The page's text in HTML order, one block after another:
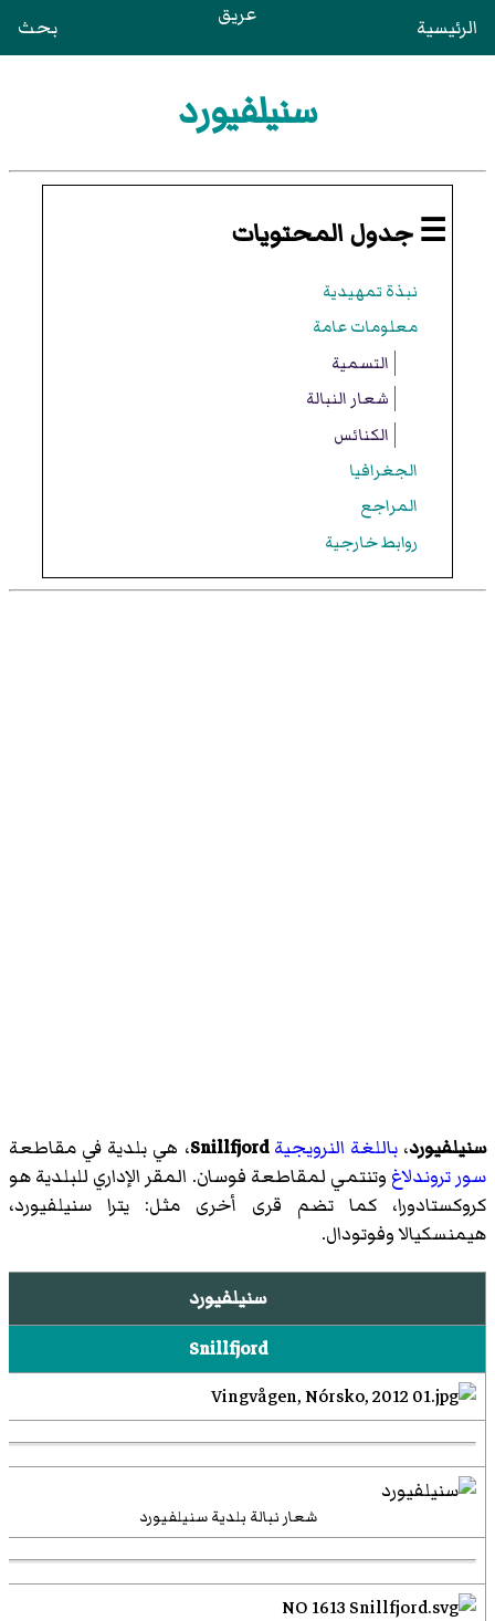
الرئيسية عريق بحث
سنيلفيورد
☰ جدول المحتويات
نبذة تمهيدية
معلومات عامة
التسمية
شعار النبالة
الكنائس
الجغرافيا
المراجع
روابط خارجية
سنيلفيورد،باللغة النرويجية Snillfjord، هي بلدية في مقاطعة
سور تروندلاغ وتنتمي لمقاطعة فوسان. المقر الإداري للبلدية هو
كروكستادورا، كما تضم قرى أخرى مثل: يترا سنيلفيورد،
هيمنسكيالا وفوتودال.
سنيلفيورد
Snillfjord
شعار نبالة بلدية سنيلفيورد